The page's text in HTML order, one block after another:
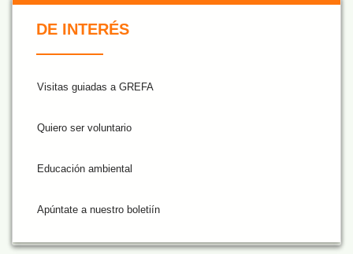
De Interés NARANJA
DE INTERÉS
Visitas guiadas a GREFA
Quiero ser voluntario
Educación ambiental
Apúntate a nuestro boletiín